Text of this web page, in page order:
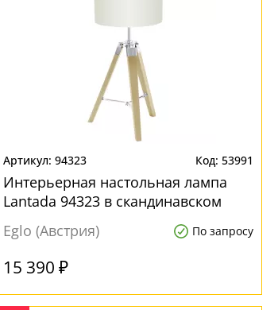
94323 53991
Интерьерная настольная лампа
Lantada 94323 в скандинавском
стиле
Eglo (Австрия) По запросу
15 390 ₽